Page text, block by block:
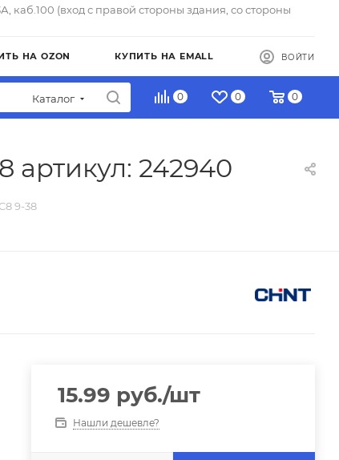
каб.100 (вход с правой стороны здания, со стороны
НА OZON КУПИТЬ НА EMALL ВОЙТИ
Каталог 0 0 0
артикул: 242940
9-38
15.99 руб./шт
Нашли дешевле?